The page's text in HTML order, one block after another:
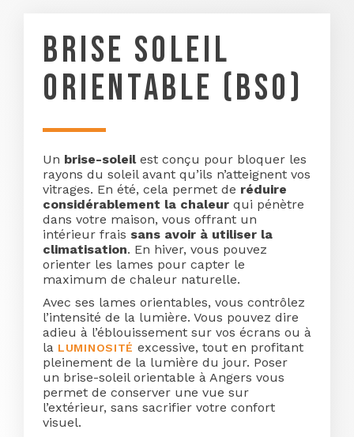
BRISE SOLEIL
ORIENTABLE (BSO)
Un brise-soleilest conçu pour bloquer les
rayons du soleil avant qu’ils n’atteignent vos
vitrages. En été, cela permet de réduire
considérablement la chaleur qui pénètre
dans votre maison, vous offrant un
intérieur frais sans avoir à utiliser la
climatisation. En hiver, vous pouvez
orienter les lames pour capter le
maximum de chaleur naturelle.
Avec ses lames orientables, vous contrôlez
l’intensité de la lumière. Vous pouvez dire
adieu à l’éblouissement sur vos écrans ou à
la LUMINOSITÉ excessive, tout en profitant
pleinement de la lumière du jour. Poser
un brise-soleil orientable à Angers vous
permet de conserver une vue sur
l’extérieur, sans sacrifier votre confort
visuel.